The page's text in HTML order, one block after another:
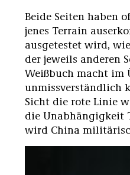
Beide Seiten haben
jenes Terrain
ausgetestet wird,
der jeweils anderen
Weißbuch macht im
unmissverständlich
Sicht die rote Linie
die Unabhängigkeit
wird China